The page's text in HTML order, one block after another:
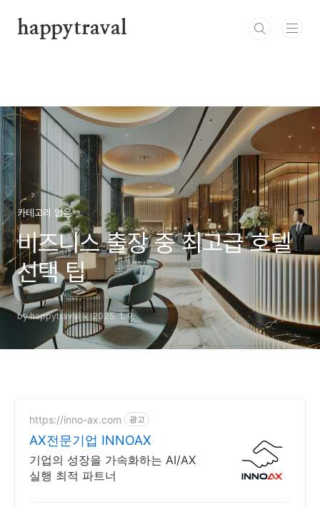
happytraval
카테고리 없음
비즈니스 출장 중 최고급 호텔
선택 팁
by happytraval 2025. 1. 9.
https://inno-ax.com 광고
AX전문기업 INNOAX
기업의 성장을 가속화하는 AI/AX
실행 최적 파트너